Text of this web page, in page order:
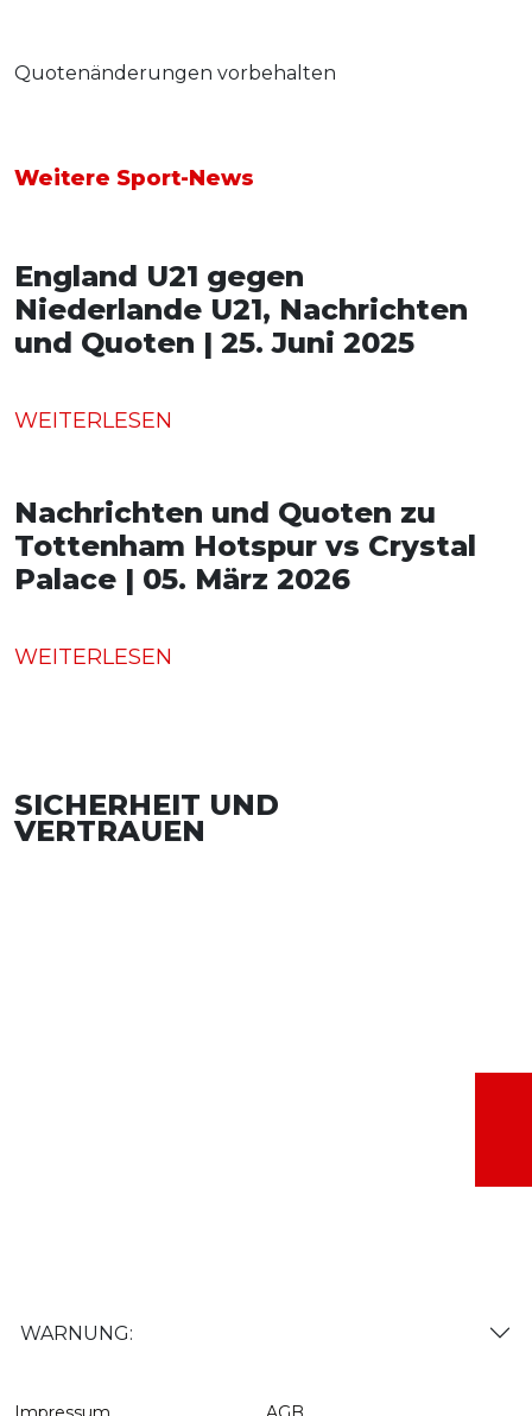
Quotenänderungen vorbehalten
Weitere Sport-News
England U21 gegen
Niederlande U21, Nachrichten
und Quoten | 25. Juni 2025
WEITERLESEN
Nachrichten und Quoten zu
Tottenham Hotspur vs Crystal
Palace | 05. März 2026
WEITERLESEN
SICHERHEIT UND
VERTRAUEN
WARNUNG: